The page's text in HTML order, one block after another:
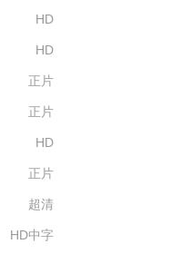
HD
HD
正片
正片
HD
正片
超清
HD中字